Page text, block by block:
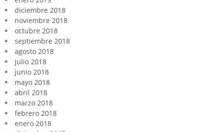
diciembre 2018
noviembre 2018
octubre 2018
septiembre 2018
agosto 2018
julio 2018
junio 2018
mayo 2018
abril 2018
marzo 2018
febrero 2018
enero 2018